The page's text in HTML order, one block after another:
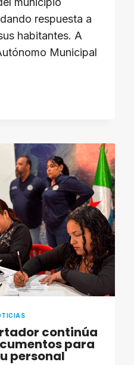
respuesta a
habitantes. A
Municipal
continúa
para
personal